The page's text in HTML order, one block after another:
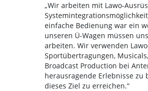
„Wir arbeiten mit Lawo-
einfache Bedienung war ein
unseren Ü-Wagen müssen
arbeiten. Wir verwenden
Sportübertragungen,
Broadcast Production bei
herausragende Erlebnisse zu
dieses Ziel zu erreichen.“